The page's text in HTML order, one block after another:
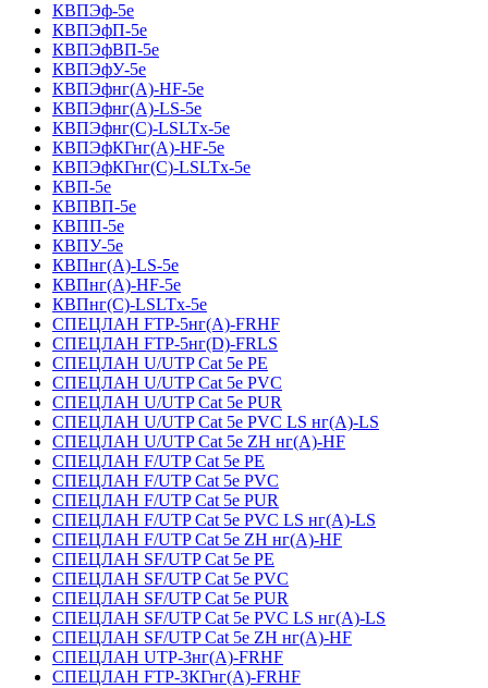
КВПЭф-5е
КВПЭфП-5е
КВПЭфВП-5е
КВПЭфУ-5е
КВПЭфнг(А)-HF-5е
КВПЭфнг(А)-LS-5е
КВПЭфнг(С)-LSLTx-5е
КВПЭфКГнг(А)-HF-5е
КВПЭфКГнг(С)-LSLTx-5е
КВП-5е
КВПВП-5е
КВПП-5е
КВПУ-5е
КВПнг(А)-LS-5е
КВПнг(А)-HF-5е
КВПнг(С)-LSLTx-5е
СПЕЦЛАН FTP-5нг(А)-FRHF
СПЕЦЛАН FTP-5нг(D)-FRLS
СПЕЦЛАН U/UTP Cat 5e PE
СПЕЦЛАН U/UTP Cat 5e PVC
СПЕЦЛАН U/UTP Cat 5e PUR
СПЕЦЛАН U/UTP Cat 5e PVC LS нг(А)-LS
СПЕЦЛАН U/UTP Cat 5e ZH нг(А)-HF
СПЕЦЛАН F/UTP Cat 5e PE
СПЕЦЛАН F/UTP Cat 5e PVC
СПЕЦЛАН F/UTP Cat 5e PUR
СПЕЦЛАН F/UTP Cat 5e PVC LS нг(А)-LS
СПЕЦЛАН F/UTP Cat 5e ZH нг(А)-HF
СПЕЦЛАН SF/UTP Cat 5e PE
СПЕЦЛАН SF/UTP Cat 5e PVC
СПЕЦЛАН SF/UTP Cat 5e PUR
СПЕЦЛАН SF/UTP Cat 5e PVC LS нг(А)-LS
СПЕЦЛАН SF/UTP Cat 5e ZH нг(А)-HF
СПЕЦЛАН UTP-3нг(А)-FRHF
СПЕЦЛАН FTP-3КГнг(А)-FRHF